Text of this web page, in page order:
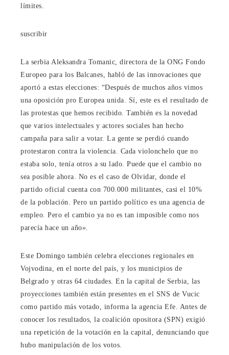
límites.
suscribir
La serbia Aleksandra Tomanic, directora de la ONG Fondo
Europeo para los Balcanes, habló de las innovaciones que
aportó a estas elecciones: “Después de muchos años vimos
una oposición pro Europea unida. Sí, este es el resultado de
las protestas que hemos recibido. También es la novedad
que varios intelectuales y actores sociales han hecho
campaña para salir a votar. La gente se perdió cuando
protestaron contra la violencia. Cada violonchelo que no
estaba solo, tenía otros a su lado. Puede que el cambio no
sea posible ahora. No es el caso de Olvidar, donde el
partido oficial cuenta con 700.000 militantes, casi el 10%
de la población. Pero un partido político es una agencia de
empleo. Pero el cambio ya no es tan imposible como nos
parecía hace un año».
Este Domingo también celebra elecciones regionales en
Vojvodina, en el norte del país, y los municipios de
Belgrado y otras 64 ciudades. En la capital de Serbia, las
proyecciones también están presentes en el SNS de Vucic
como partido más votado, informa la agencia Efe. Antes de
conocer los resultados, la coalición opositora (SPN) exigió
una repetición de la votación en la capital, denunciando que
hubo manipulación de los votos.